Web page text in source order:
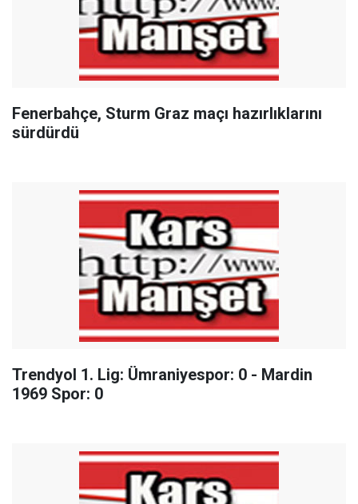
Fenerbahçe, Sturm Graz maçı hazırlıklarını
sürdürdü
Trendyol 1. Lig: Ümraniyespor: 0 - Mardin
1969 Spor: 0